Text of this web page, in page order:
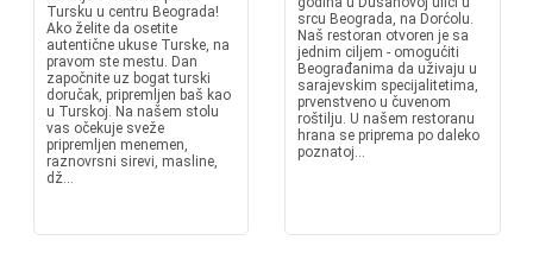
Tursku u centru Beograda!
Ako želite da osetite
autentične ukuse Turske, na
pravom ste mestu. Dan
započnite uz bogat turski
doručak, pripremljen baš kao
u Turskoj. Na našem stolu
vas očekuje sveže
pripremljen menemen,
raznovrsni sirevi, masline,
dž...
srcu Beograda, na Dorćolu.
Naš restoran otvoren je sa
jednim ciljem - omogućiti
Beograđanima da uživaju u
sarajevskim specijalitetima,
prvenstveno u čuvenom
roštilju. U našem restoranu
hrana se priprema po daleko
poznatoj...